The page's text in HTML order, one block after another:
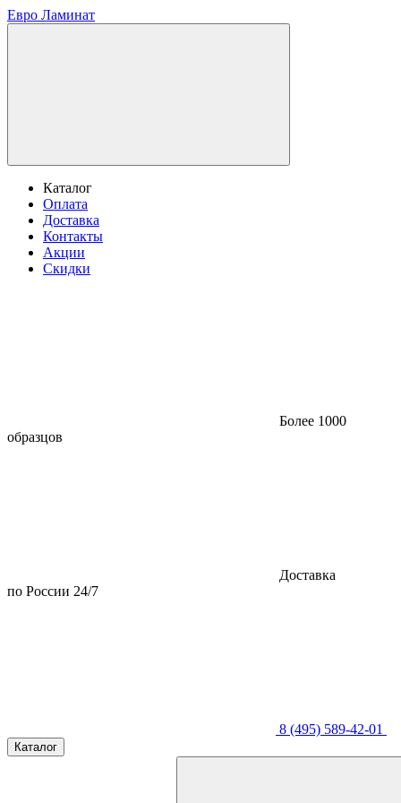
Евро Ламинат
Каталог
Оплата
Доставка
Контакты
Акции
Скидки
Более 1000
образцов
Доставка
по России 24/7
8 (495) 589-42-01
Каталог